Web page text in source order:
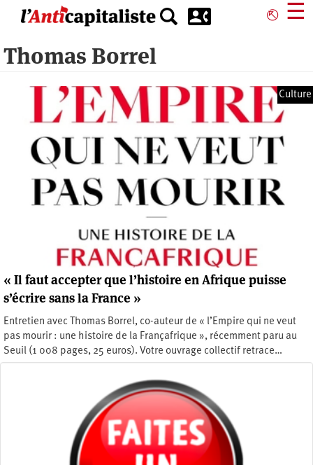
principal
⎋ ☰
Thomas Borrel
Culture
« Il faut accepter que l’histoire en Afrique puisse
s’écrire sans la France »
Entretien avec Thomas Borrel, co-auteur de « l’Empire qui ne veut
pas mourir : une histoire de la Françafrique », récemment paru au
Seuil (1 008 pages, 25 euros). Votre ouvrage collectif retrace…